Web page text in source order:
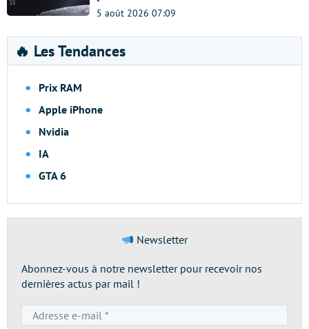
5 août 2026 07:09
🔥 Les Tendances
Prix RAM
Apple iPhone
Nvidia
IA
GTA 6
Newsletter
Abonnez-vous à notre newsletter pour recevoir nos
dernières actus par mail !